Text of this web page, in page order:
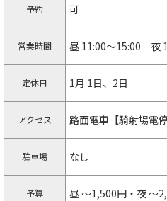
予約 可
営業時間 昼 11:00～15:00 夜
定休日 1月 1日、2日
アクセス 路面電車【騎射場電
駐車場 なし
予算 昼 〜1,500円・夜 〜